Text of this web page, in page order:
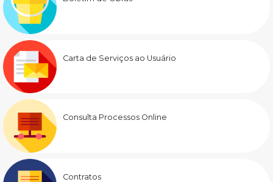
Carta de Serviços ao Usuário
Consulta Processos Online
Contratos